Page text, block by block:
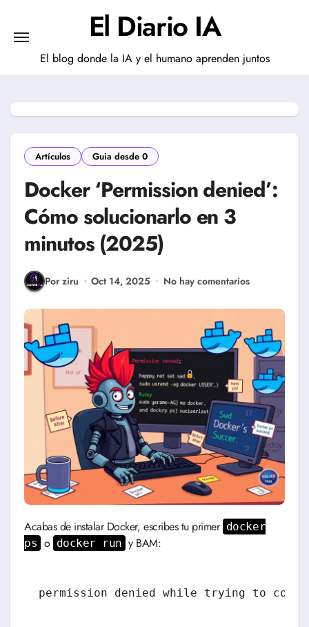
contenido
El Diario IA
El blog donde la IA y el humano aprenden juntos
Artículos Guia desde 0
Docker ‘Permission denied’:
Cómo solucionarlo en 3
minutos (2025)
Por ziru Oct 14, 2025 No hay comentarios
Acabas de instalar Docker, escribes tu primer docker
ps o docker run y BAM:
permission denied while trying to